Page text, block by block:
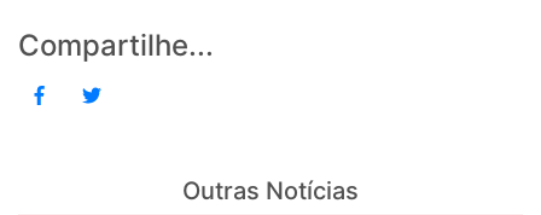
Compartilhe...
Outras Notícias